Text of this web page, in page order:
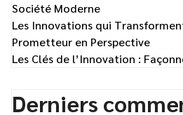
Société Moderne
Les Innovations qui
Prometteur en Perspective
Les Clés de l’Innovation :
Derniers